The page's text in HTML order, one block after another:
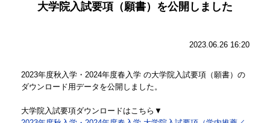
大学院入試要項（願書）を公開しました
2023.06.26 16:20
2023年度秋入学・2024年度春入学 の大学院入試要項（願書）の
ダウンロード用データを公開しました。
大学院入試要項ダウンロードはこちら▼